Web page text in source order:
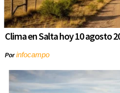
Clima en Salta hoy 10 agosto
Porinfocampo